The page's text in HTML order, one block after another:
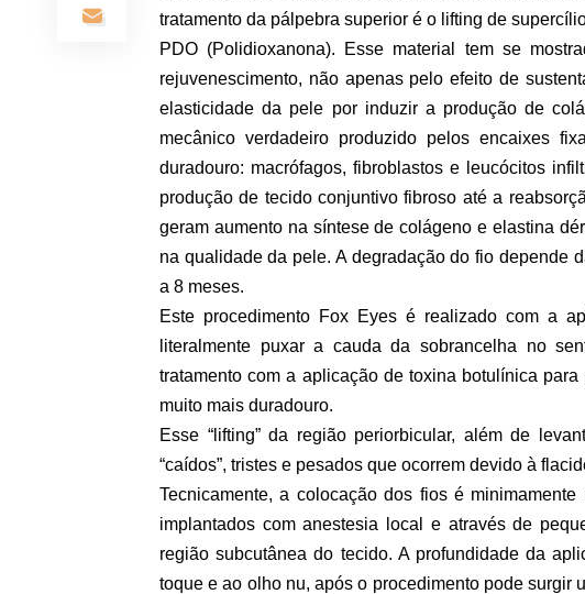
tratamento da pálpebra superior é o lifting de
PDO (Polidioxanona). Esse material tem se
rejuvenescimento, não apenas pelo efeito de
elasticidade da pele por induzir a produção de
mecânico verdadeiro produzido pelos encaixes
duradouro: macrófagos, fibroblastos e leucócitos
produção de tecido conjuntivo fibroso até a
geram aumento na síntese de colágeno e elastina
na qualidade da pele. A degradação do fio depende
a 8 meses.
Este procedimento Fox Eyes é realizado com a
literalmente puxar a cauda da sobrancelha no
tratamento com a aplicação de toxina botulínica
muito mais duradouro.
Esse “lifting” da região periorbicular, além de
“caídos”, tristes e pesados que ocorrem devido à
Tecnicamente, a colocação dos fios é
implantados com anestesia local e através de
região subcutânea do tecido. A profundidade da
toque e ao olho nu, após o procedimento pode surgir